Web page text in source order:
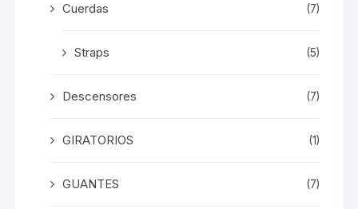
Cuerdas (7)
Straps (5)
Descensores (7)
GIRATORIOS (1)
GUANTES (7)